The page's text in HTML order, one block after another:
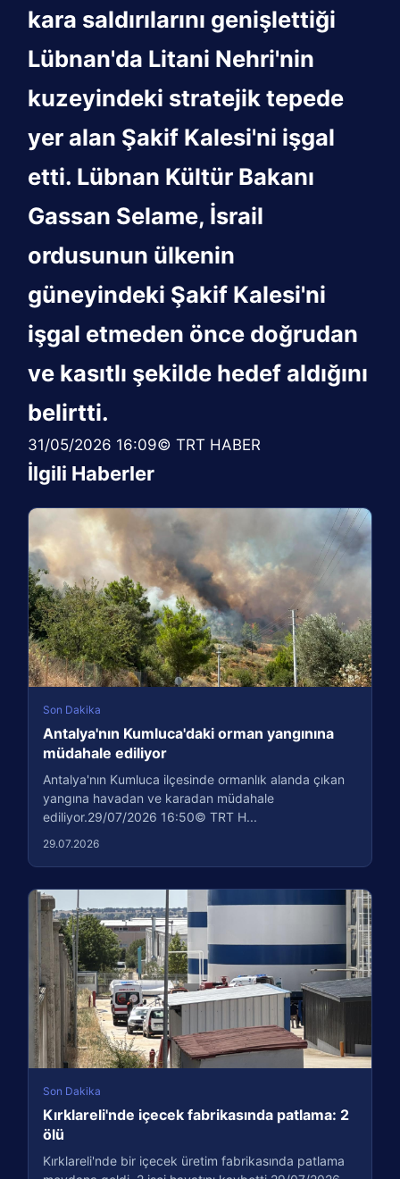
kara saldırılarını genişlettiği
Lübnan'da Litani Nehri'nin
kuzeyindeki stratejik tepede
yer alan Şakif Kalesi'ni işgal
etti. Lübnan Kültür Bakanı
Gassan Selame, İsrail
ordusunun ülkenin
güneyindeki Şakif Kalesi'ni
işgal etmeden önce doğrudan
ve kasıtlı şekilde hedef aldığını
belirtti.
31/05/2026 16:09© TRT HABER
İlgili Haberler
Son Dakika
Antalya'nın Kumluca'daki orman yangınına
müdahale ediliyor
Antalya'nın Kumluca ilçesinde ormanlık alanda çıkan
yangına havadan ve karadan müdahale
ediliyor.29/07/2026 16:50© TRT H...
29.07.2026
Son Dakika
Kırklareli'nde içecek fabrikasında patlama: 2
ölü
Kırklareli'nde bir içecek üretim fabrikasında patlama